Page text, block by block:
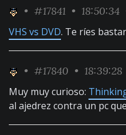
• #17841 • 18:50:34
VHS vs DVD. Te ríes
• #17840 •
Muy muy curioso:
al ajedrez contra un pc